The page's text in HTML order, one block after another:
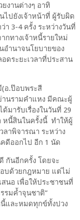
งานต่างๆ อาทิ
ไปยังเจ้าหน้าที่ ผู้รับผิด
3-4 ครั้ง ระหว่างวันที่
กทางเจ้าหนี้รายใหม่
อำนาจนโยบายของ
ดระยะเวลาที่ประสาน
อ.ป๊อบพระสี
านรามคำแหง มีคณะผู้
มารับเรื่องในวันที่ 29
หนี้สินในครั้งนี้ ทำให้ผู้
ลาพิจารณา ระหว่าง
ดีออกไป อีก 1 นัด
กันอีกครั้ง โดยจะ
บด้วยกฎหมาย แต่ไม่
นอ เพื่อให้ประชาชนที่
รมค้ำจุนชาติ”
นี้และหมดทุกข์ทั้งปวง